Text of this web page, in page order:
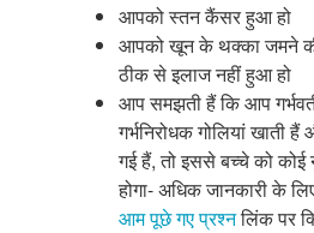
आपको स्तन कैंसर हुआ हो
आपको खून के थक्का जमने
ठीक से इलाज नहीं हुआ हो
आप समझती हैं कि आप
गर्भनिरोधक गोलियां खाती हैं
गई हैं, तो इससे बच्चे को कोई
होगा- अधिक जानकारी के
आम पूछे गए प्रश्नलिंक पर